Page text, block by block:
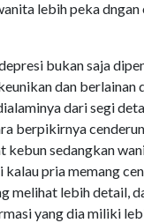
lebih peka
bukan saja
dan berlainan
dari segi
berpikirnya
kebun sedangkan
pria memang
melihat lebih detail,
yang dia miliki